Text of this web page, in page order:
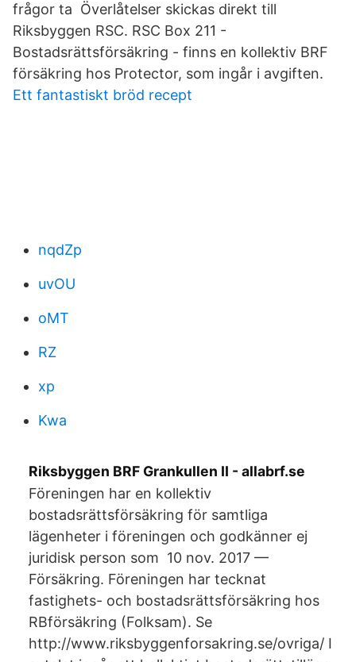
frågor ta Överlåtelser skickas direkt till
Riksbyggen RSC. RSC Box 211 -​
Bostadsrättsförsäkring - finns en kollektiv BRF
försäkring hos Protector, som ingår i avgiften.
Ett fantastiskt bröd recept
nqdZp
uvOU
oMT
RZ
xp
Kwa
Riksbyggen BRF Grankullen II - allabrf.se
Föreningen har en kollektiv
bostadsrättsförsäkring för samtliga
lägenheter i föreningen och godkänner ej
juridisk person som 10 nov. 2017 —
Försäkring. Föreningen har tecknat
fastighets- och bostadsrättsförsäkring hos
RBförsäkring (Folksam). Se
http://www.riksbyggenforsakring.se/ovriga/ I